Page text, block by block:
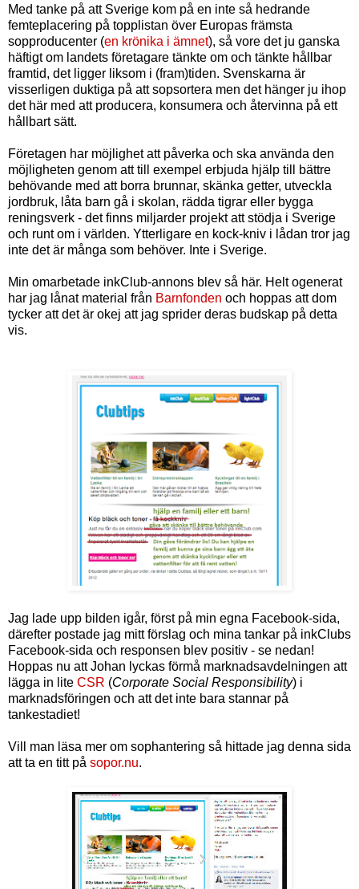
Med tanke på att Sverige kom på en inte så hedrande
femteplacering på topplistan över Europas främsta
sopproducenter (en krönika i ämnet), så vore det ju ganska
häftigt om landets företagare tänkte om och tänkte hållbar
framtid, det ligger liksom i (fram)tiden. Svenskarna är
visserligen duktiga på att sopsortera men det hänger ju ihop
det här med att producera, konsumera och återvinna på ett
hållbart sätt.
Företagen har möjlighet att påverka och ska använda den
möjligheten genom att till exempel erbjuda hjälp till bättre
behövande med att borra brunnar, skänka getter, utveckla
jordbruk, låta barn gå i skolan, rädda tigrar eller bygga
reningsverk - det finns miljarder projekt att stödja i Sverige
och runt om i världen. Ytterligare en kock-kniv i lådan tror jag
inte det är många som behöver. Inte i Sverige.
Min omarbetade inkClub-annons blev så här. Helt ogenerat
har jag lånat material från Barnfonden och hoppas att dom
tycker att det är okej att jag sprider deras budskap på detta
vis.
Jag lade upp bilden igår, först på min egna Facebook-sida,
därefter postade jag mitt förslag och mina tankar på inkClubs
Facebook-sida och responsen blev positiv - se nedan!
Hoppas nu att Johan lyckas förmå marknadsavdelningen att
lägga in lite CSR (Corporate Social Responsibility) i
marknadsföringen och att det inte bara stannar på
tankestadiet!
Vill man läsa mer om sophantering så hittade jag denna sida
att ta en titt på sopor.nu.